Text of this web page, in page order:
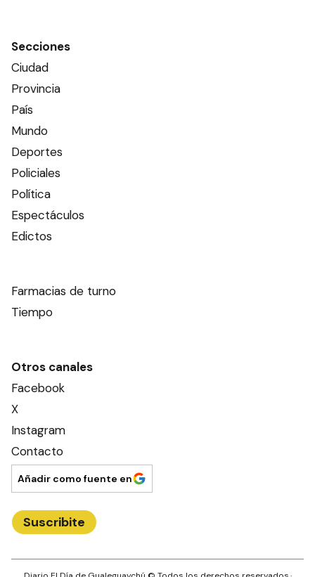
Secciones
Ciudad
Provincia
País
Mundo
Deportes
Policiales
Política
Espectáculos
Edictos
Farmacias de turno
Tiempo
Otros canales
Facebook
X
Instagram
Contacto
Añadir como fuente en
Suscribite